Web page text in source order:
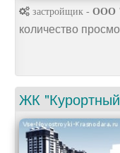
застройщик - ООО
количество
ЖК